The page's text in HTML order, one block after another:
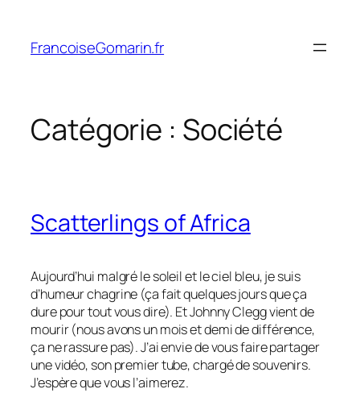
contenu
FrancoiseGomarin.fr
Catégorie : Société
Scatterlings of Africa
Aujourd’hui malgré le soleil et le ciel bleu, je suis
d’humeur chagrine (ça fait quelques jours que ça
dure pour tout vous dire). Et Johnny Clegg vient de
mourir (nous avons un mois et demi de différence,
ça ne rassure pas). J’ai envie de vous faire partager
une vidéo, son premier tube, chargé de souvenirs.
J’espère que vous l’aimerez.